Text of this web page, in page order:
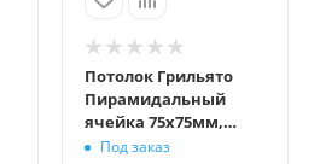
Потолок Грильято
Пирамидальный
ячейка 75х75мм,
окраска по RAL,
Под заказ